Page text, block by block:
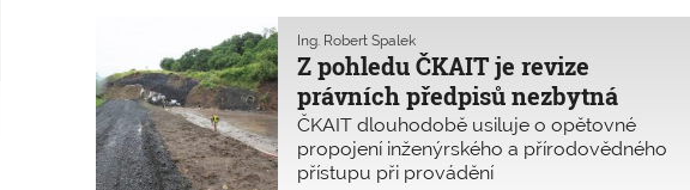
geotechnické problematiky ani
souvisejících stavebních oborů nutná!
Podle evropských norem se přitom jedná
o vysoce odbornou autorizovanou
činnost.
Z pohledu ČKAIT je revize
právních předpisů nezbytná
Ing. Robert Špalek
ČKAIT dlouhodobě usiluje o opětovné
propojení inženýrského a přírodovědného
přístupu při provádění